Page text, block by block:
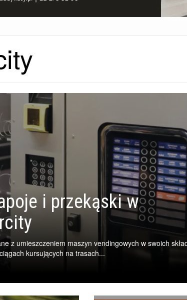
i przekąski w
z umieszczeniem maszyn vendingowych w swoich
kursujących na trasach...